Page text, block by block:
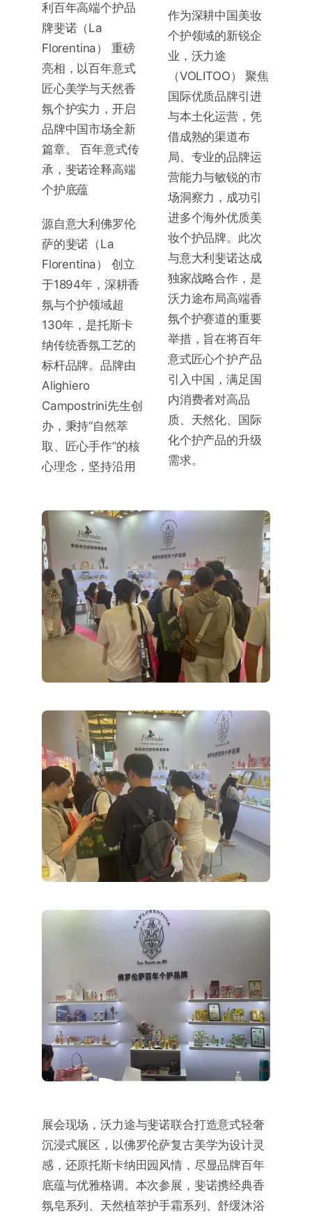
利百年高端个护品
牌斐诺（La
Florentina） 重磅
亮相，以百年意式
匠心美学与天然香
氛个护实力，开启
品牌中国市场全新
篇章。百年意式传
承，斐诺诠释高端
个护底蕴
源自意大利佛罗伦
萨的斐诺（La
Florentina） 创立
于1894年，深耕香
氛与个护领域超
130年，是托斯卡
纳传统香氛工艺的
标杆品牌。品牌由
Alighiero
Campostrini先生创
办，秉持“自然萃
取、匠心手作”的核
心理念，坚持沿用
作为深耕中国美妆
个护领域的新锐企
业，沃力途
（VOLITOO） 聚焦
国际优质品牌引进
与本土化运营，凭
借成熟的渠道布
局、专业的品牌运
营能力与敏锐的市
场洞察力，成功引
进多个海外优质美
妆个护品牌。此次
与意大利斐诺达成
独家战略合作，是
沃力途布局高端香
氛个护赛道的重要
举措，旨在将百年
意式匠心个护产品
引入中国，满足国
内消费者对高品
质、天然化、国际
化个护产品的升级
需求。
展会现场，沃力途与斐诺联合打造意式轻奢
沉浸式展区，以佛罗伦萨复古美学为设计灵
感，还原托斯卡纳田园风情，尽显品牌百年
底蕴与优雅格调。本次参展，斐诺携经典香
氛皂系列、天然植萃护手霜系列、舒缓沐浴